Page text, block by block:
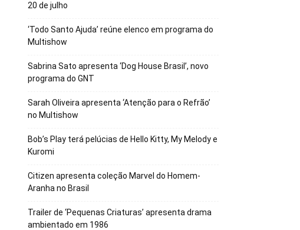
20 de julho
‘Todo Santo Ajuda’ reúne elenco em programa do
Multishow
Sabrina Sato apresenta ‘Dog House Brasil’, novo
programa do GNT
Sarah Oliveira apresenta ‘Atenção para o Refrão’
no Multishow
Bob’s Play terá pelúcias de Hello Kitty, My Melody e
Kuromi
Citizen apresenta coleção Marvel do Homem-
Aranha no Brasil
Trailer de ‘Pequenas Criaturas’ apresenta drama
ambientado em 1986